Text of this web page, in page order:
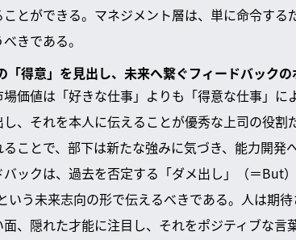
とができる。マネジメント層は、単に命令す
きである。
「得意」を見出し、未来へ繋ぐフィードバックの
価値は「好きな仕事」よりも「得意な仕事」
し、それを本人に伝えることが優秀な上司の役
ことで、部下は新たな強みに気づき、能力開発
バックは、過去を否定する「ダメ出し」（＝But
いう未来志向の形で伝えるべきである。人は期
面、隠れた才能に注目し、それをポジティブな